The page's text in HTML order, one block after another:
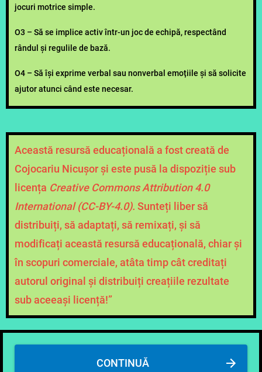
jocuri motrice simple.
O3 – Să se implice activ într-un joc de echipă, respectând
rândul și regulile de bază.
O4 – Să își exprime verbal sau nonverbal emoțiile și să solicite
ajutor atunci când este necesar.
Această resursă educațională a fost creată de
Cojocariu Nicușor și este pusă la dispoziție sub
licența Creative Commons Attribution 4.0
International (CC-BY-4.0). Sunteți liber să
distribuiți, să adaptați, să remixați, și să
modificați această resursă educațională, chiar și
în scopuri comerciale, atâta timp cât creditați
autorul original și distribuiți creațiile rezultate
sub aceeași licență!”
CONTINUĂ